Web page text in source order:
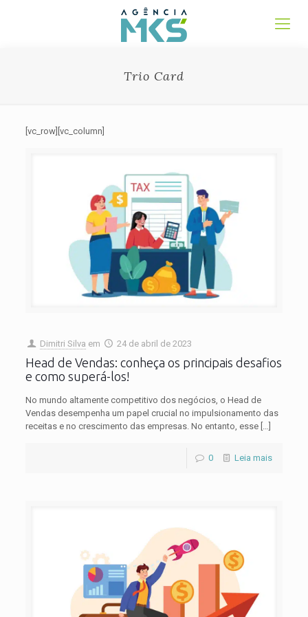
Trio Card
[vc_row][vc_column]
Dimitri Silva em 24 de abril de 2023
Head de Vendas: conheça os principais desafios
e como superá-los!
No mundo altamente competitivo dos negócios, o Head de
Vendas desempenha um papel crucial no impulsionamento das
receitas e no crescimento das empresas. No entanto, esse[…]
0 Leia mais